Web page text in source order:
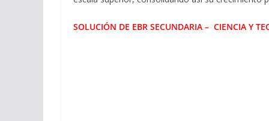
SOLUCIÓN DE EBR SECUNDARIA – CIENCIA Y